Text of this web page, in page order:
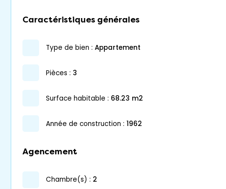
Caractéristiques générales
type de bien : appartement
pièces : 3
surface habitable : 68.23 m2
année de construction : 1962
Agencement
chambre(s) : 2